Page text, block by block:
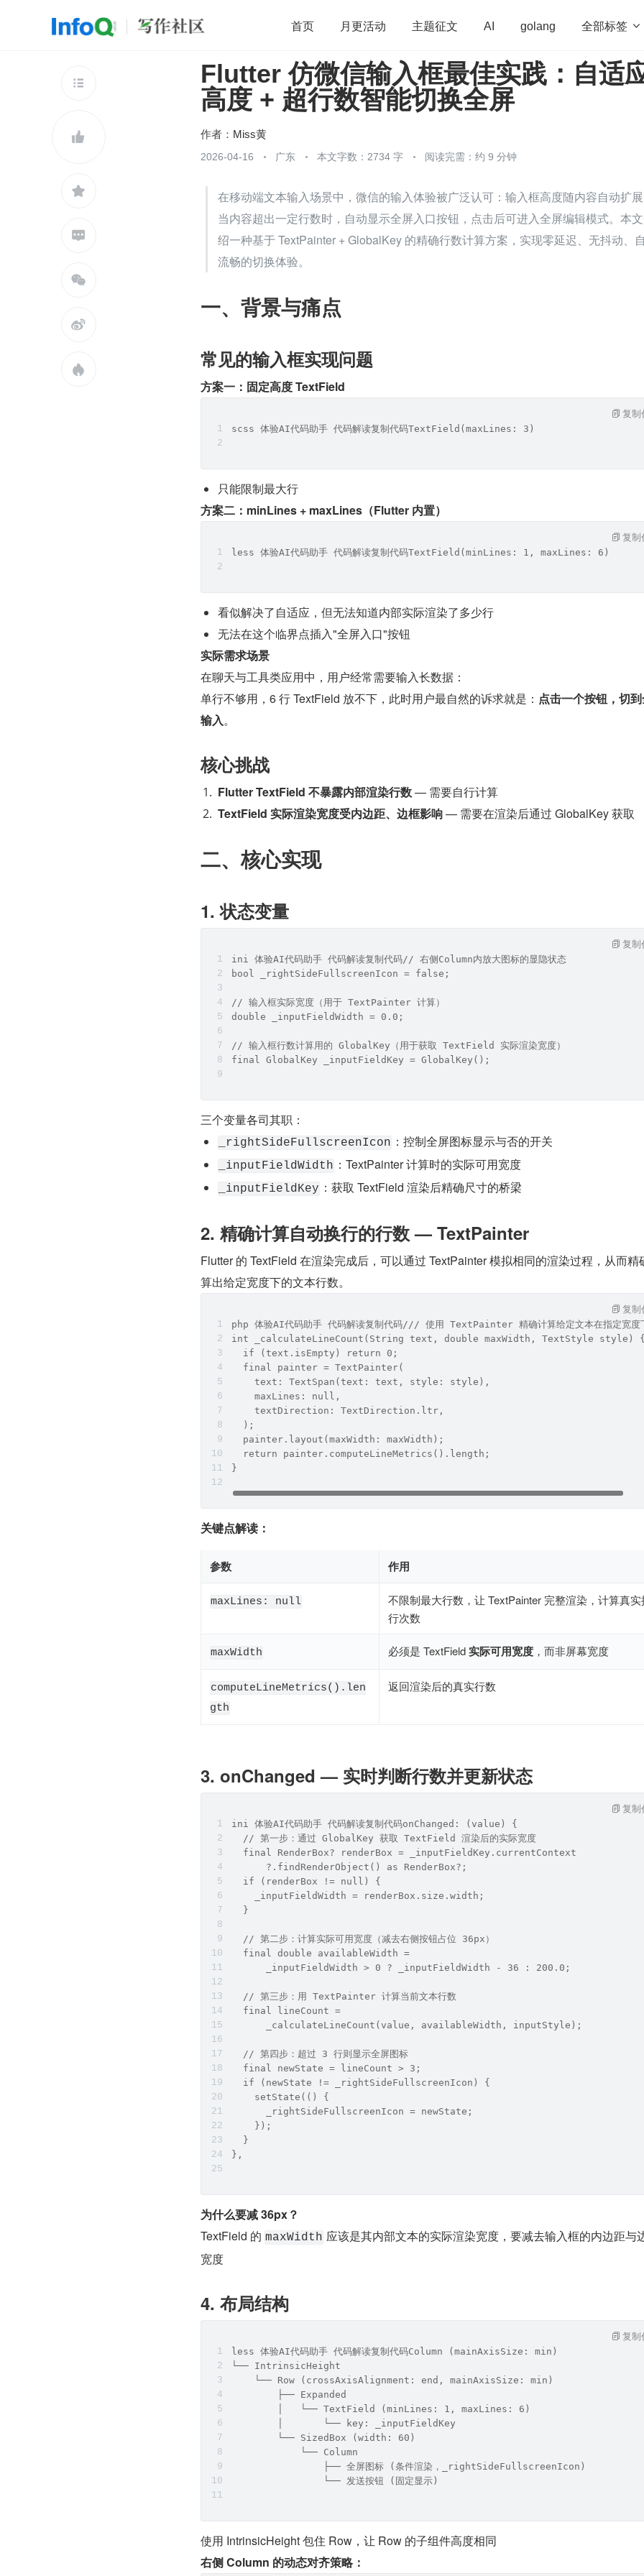
首页 月更活动 主题征文 AI golang 全部标签 
开源 架构 OpenHarmony 算法 学习方法 Web3.0 高
团队管理 程序员 运维 深度思考
查看更多







Flutter 仿微信输入框最佳实践：自适
高度 + 超行数智能切换全屏
作者： Miss黄
2026-04-16 广东 本文字数：2734 字 阅读完需：约 9 分钟
在移动端文本输入场景中，微信的输入体验被广泛认可：输入框高度随内容自动扩
当内容超出一定行数时，自动显示全屏入口按钮，点击后可进入全屏编辑模式。本
绍一种基于 TextPainter + GlobalKey 的精确行数计算方案，实现零延迟、无抖动、
流畅的切换体验。
一、背景与痛点
常见的输入框实现问题
方案一：固定高度 TextField
scss 体验AI代码助手 代码解读复制代码TextField(maxLines: 3)
复制
只能限制最大行
方案二：minLines + maxLines（Flutter 内置）
less 体验AI代码助手 代码解读复制代码TextField(minLines: 1, maxLines: 6)
复制
看似解决了自适应，但无法知道内部实际渲染了多少行
无法在这个临界点插入"全屏入口"按钮
实际需求场景
在聊天与工具类应用中，用户经常需要输入长数据：
单行不够用，6 行 TextField 放不下，此时用户最自然的诉求就是： 点击一个按钮，切
输入。
核心挑战
Flutter TextField 不暴露内部渲染行数 — 需要自行计算
TextField 实际渲染宽度受内边距、边框影响 — 需要在渲染后通过 GlobalKey 获取
二、核心实现
1. 状态变量
ini 体验AI代码助手 代码解读复制代码// 右侧Column内放大图标的显隐状态
bool _rightSideFullscreenIcon = false;
// 输入框实际宽度（用于 TextPainter 计算）
double _inputFieldWidth = 0.0;
// 输入框行数计算用的 GlobalKey（用于获取 TextField 实际渲染宽度）
final GlobalKey _inputFieldKey = GlobalKey();
复制
三个变量各司其职：
_rightSideFullscreenIcon ：控制全屏图标显示与否的开关
_inputFieldWidth ：TextPainter 计算时的实际可用宽度
_inputFieldKey ：获取 TextField 渲染后精确尺寸的桥梁
2. 精确计算自动换行的行数 — TextPainter
Flutter 的 TextField 在渲染完成后，可以通过 TextPainter 模拟相同的渲染过程，从而精
算出给定宽度下的文本行数。
php 体验AI代码助手 代码解读复制代码/// 使用 TextPainter 精确计算给定文本在指定宽度
int _calculateLineCount(String text, double maxWidth, TextStyle style)
  if (text.isEmpty) return 0;
  final painter = TextPainter(
    text: TextSpan(text: text, style: style),
    maxLines: null,
    textDirection: TextDirection.ltr,
  );
  painter.layout(maxWidth: maxWidth);
  return painter.computeLineMetrics().length;
}
复制
关键点解读：
参数 作用
maxLines: null
不限制最大行数，让 TextPainter 完整渲染，计算真实
行次数
maxWidth 必须是 TextField实际可用宽度 ，而非屏幕宽度
computeLineMetrics().len
gth
返回渲染后的真实行数
3. onChanged — 实时判断行数并更新状态
ini 体验AI代码助手 代码解读复制代码onChanged: (value) {
  // 第一步：通过 GlobalKey 获取 TextField 渲染后的实际宽度
  final RenderBox? renderBox = _inputFieldKey.currentContext
      ?.findRenderObject() as RenderBox?;
  if (renderBox != null) {
    _inputFieldWidth = renderBox.size.width;
  }
  // 第二步：计算实际可用宽度（减去右侧按钮占位 36px）
  final double availableWidth =
      _inputFieldWidth > 0 ? _inputFieldWidth - 36 : 200.0;
  // 第三步：用 TextPainter 计算当前文本行数
  final lineCount =
      _calculateLineCount(value, availableWidth, inputStyle);
  // 第四步：超过 3 行则显示全屏图标
  final newState = lineCount > 3;
  if (newState != _rightSideFullscreenIcon) {
    setState(() {
      _rightSideFullscreenIcon = newState;
    });
  }
},
复制
为什么要减 36px？
TextField 的 maxWidth 应该是其内部文本的实际渲染宽度，要减去输入框的内边距与
宽度
4. 布局结构
less 体验AI代码助手 代码解读复制代码Column (mainAxisSize: min)
└── IntrinsicHeight
    └── Row (crossAxisAlignment: end, mainAxisSize: min)
        ├── Expanded
        │   └── TextField (minLines: 1, maxLines: 6)
        │       └── key: _inputFieldKey
        └── SizedBox (width: 60)
            └── Column
                ├── 全屏图标 (条件渲染，_rightSideFullscreenIcon)
                └── 发送按钮 (固定显示)
复制
使用 IntrinsicHeight 包住 Row，让 Row 的子组件高度相同
右侧 Column 的动态对齐策略：